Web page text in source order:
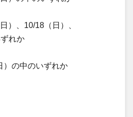
）、10/18（日）、
れか
）の中のいずれか